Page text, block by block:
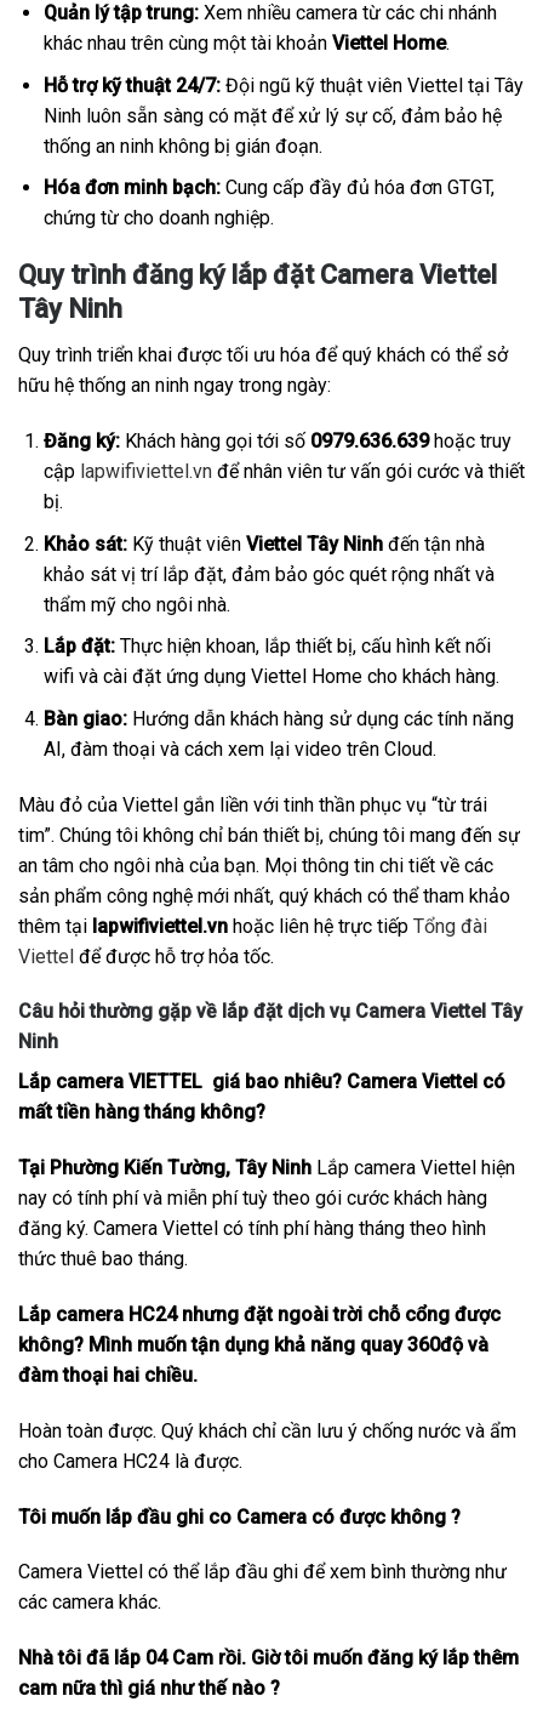
Quản lý tập trung:Xem nhiều camera từ các chi nhánh
khác nhau trên cùng một tài khoản Viettel Home.
Hỗ trợ kỹ thuật 24/7:Đội ngũ kỹ thuật viên Viettel tại Tây
Ninh luôn sẵn sàng có mặt để xử lý sự cố, đảm bảo hệ
thống an ninh không bị gián đoạn.
Hóa đơn minh bạch:Cung cấp đầy đủ hóa đơn GTGT,
chứng từ cho doanh nghiệp.
Quy trình đăng ký lắp đặt Camera Viettel
Tây Ninh
Quy trình triển khai được tối ưu hóa để quý khách có thể sở
hữu hệ thống an ninh ngay trong ngày:
Đăng ký:Khách hàng gọi tới số 0979.636.639hoặc truy
cập lapwifiviettel.vnđể nhân viên tư vấn gói cước và thiết
bị.
Khảo sát:Kỹ thuật viên Viettel Tây Ninhđến tận nhà
khảo sát vị trí lắp đặt, đảm bảo góc quét rộng nhất và
thẩm mỹ cho ngôi nhà.
Lắp đặt:Thực hiện khoan, lắp thiết bị, cấu hình kết nối
wifi và cài đặt ứng dụng Viettel Home cho khách hàng.
Bàn giao:Hướng dẫn khách hàng sử dụng các tính năng
AI, đàm thoại và cách xem lại video trên Cloud.
Màu đỏ của Viettel gắn liền với tinh thần phục vụ “từ trái
tim”. Chúng tôi không chỉ bán thiết bị, chúng tôi mang đến sự
an tâm cho ngôi nhà của bạn. Mọi thông tin chi tiết về các
sản phẩm công nghệ mới nhất, quý khách có thể tham khảo
thêm tại lapwifiviettel.vn hoặc liên hệ trực tiếp Tổng đài
Viettel để được hỗ trợ hỏa tốc.
Câu hỏi thường gặp về lắp đặt dịch vụ Camera Viettel Tây
Ninh
Lắp camera VIETTEL giá bao nhiêu? Camera Viettel có
mất tiền hàng tháng không?
Tại Phường Kiến Tường, Tây Ninh Lắp camera Viettel hiện
nay có tính phí và miễn phí tuỳ theo gói cước khách hàng
đăng ký. Camera Viettel có tính phí hàng tháng theo hình
thức thuê bao tháng.
Lắp camera HC24 nhưng đặt ngoài trời chỗ cổng được
không? Mình muốn tận dụng khả năng quay 360độ và
đàm thoại hai chiều.
Hoàn toàn được. Quý khách chỉ cần lưu ý chống nước và ẩm
cho Camera HC24 là được.
Tôi muốn lắp đầu ghi co Camera có được không ?
Camera Viettel có thể lắp đầu ghi để xem bình thường như
các camera khác.
Nhà tôi đã lắp 04 Cam rồi. Giờ tôi muốn đăng ký lắp thêm
cam nữa thì giá như thế nào ?